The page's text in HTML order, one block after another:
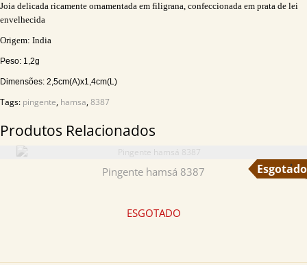
Joia delicada ricamente ornamentada em filigrana, confeccionada em prata de lei
envelhecida
Origem: India
Peso: 1,2g
Dimensões: 2,5cm(A)x1,4cm(L)
Tags: pingente, hamsa,8387
Produtos Relacionados
Pingente hamsá 8387
ESGOTADO